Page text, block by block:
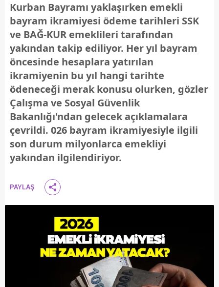
Kurban Bayramı yaklaşırken emekli
bayram ikramiyesi ödeme tarihleri SSK
ve BAĞ-KUR emeklileri tarafından
yakından takip ediliyor. Her yıl bayram
öncesinde hesaplara yatırılan
ikramiyenin bu yıl hangi tarihte
ödeneceği merak konusu olurken, gözler
Çalışma ve Sosyal Güvenlik
Bakanlığı'ndan gelecek açıklamalara
çevrildi. 026 bayram ikramiyesiyle ilgili
son durum milyonlarca emekliyi
yakından ilgilendiriyor.
PAYLAŞ